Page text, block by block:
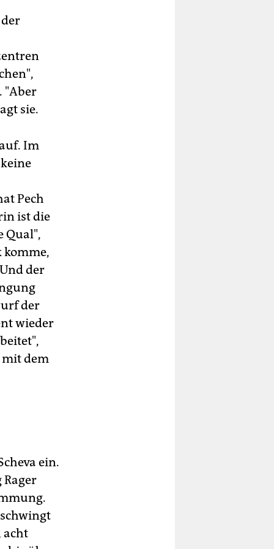
"Aber
sie.
Im
Pech
ist die
Qual",
komme,
der
der
wieder
mit dem
ein.
acht